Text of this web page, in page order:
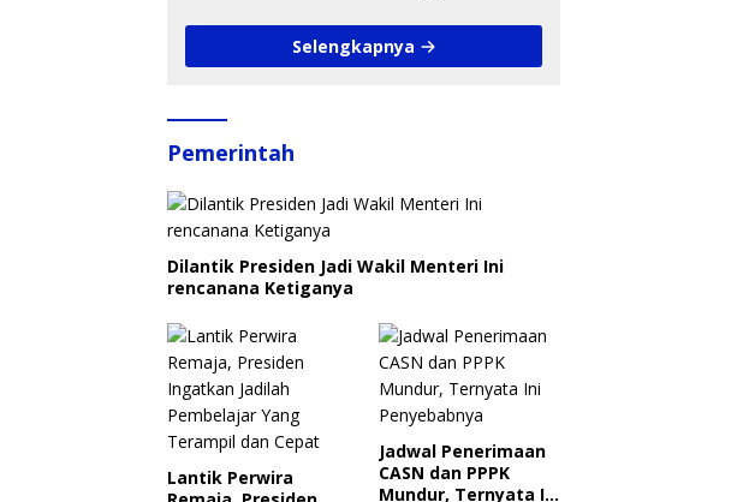
Soroti Perlindungan
Data Anak
Selengkapnya
Pemerintah
Dilantik Presiden Jadi Wakil Menteri Ini
rencanana Ketiganya
Lantik Perwira
Jadwal Penerimaan
CASN dan PPPK
Mundur, Ternyata Ini